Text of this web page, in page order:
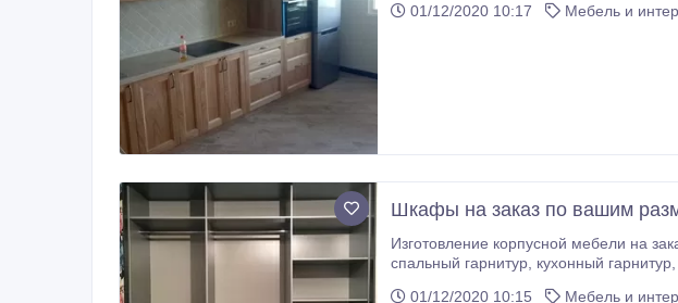
01/12/2020 10:17
Мебель и
Шкафы на заказ по вашим
Изготовление корпусной мебели на заказ. Гарантия
спальный гарнитур, кухонный гарнитур, торговое оборудование, гардеробные, офисную мебель, двери межкомнатные, двери
01/12/2020 10:15
Мебель и